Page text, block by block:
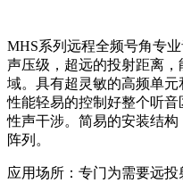
MHS系列远程全频号角专
声压级，超远的投射距离
域。具有超灵敏的高频单
性能轻易的控制好整个听
性声干涉。简易的安装结
阵列。
应用场所：专门为需要远